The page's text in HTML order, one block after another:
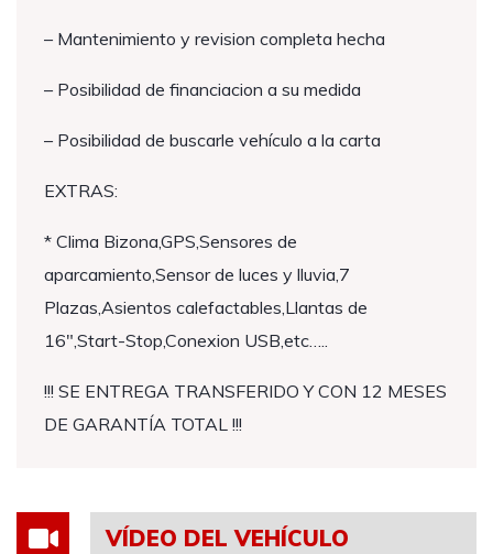
– Mantenimiento y revision completa hecha
– Posibilidad de financiacion a su medida
– Posibilidad de buscarle vehículo a la carta
EXTRAS:
* Clima Bizona,GPS,Sensores de
aparcamiento,Sensor de luces y lluvia,7
Plazas,Asientos calefactables,Llantas de
16″,Start-Stop,Conexion USB,etc…..
!!! SE ENTREGA TRANSFERIDO Y CON 12 MESES
DE GARANTÍA TOTAL !!!
VÍDEO DEL VEHÍCULO